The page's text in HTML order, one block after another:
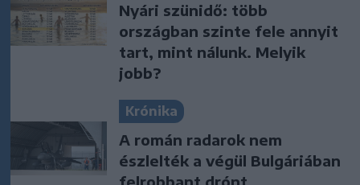
Nyári szünidő: több
országban szinte fele annyit
tart, mint nálunk. Melyik
jobb?
Krónika
A román radarok nem
észlelték a végül Bulgáriában